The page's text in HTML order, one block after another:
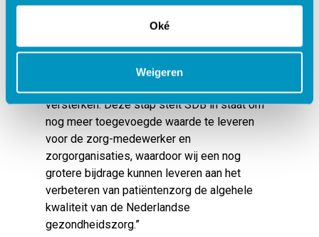
Oké
Weigeren
jeugdzorg en de revalidatiezorg.
en sinds vorig jaar ook in de ZBC markt, maar
de samenwerking met Avinty zal onze positie
versterken. Deze stap stelt SDB in staat om
nog meer toegevoegde waarde te leveren
voor de zorg-medewerker en
zorgorganisaties, waardoor wij een nog
grotere bijdrage kunnen leveren aan het
verbeteren van patiëntenzorg de algehele
kwaliteit van de Nederlandse
gezondheidszorg.”